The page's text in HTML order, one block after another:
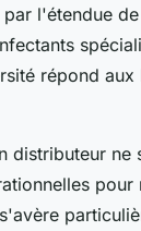
l'étendue
répond
distributeur ne
pour